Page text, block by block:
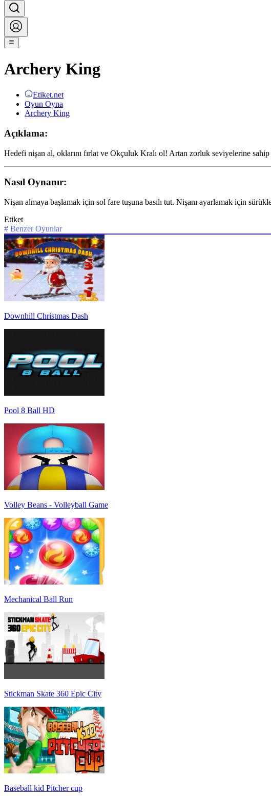
Archery King
Etiket.net
Oyun Oyna
Archery King
Açıklama:
Hedefi nişan al, oklarını fırlat ve Okçuluk Kralı ol! Artan zorluk seviyelerine
Nasıl Oynanır:
Nişan almaya başlamak için sol fare tuşuna basılı tut. Nişanı ayarlamak için
Etiket
# Benzer Oyunlar
Downhill Christmas Dash
Pool 8 Ball HD
Volley Beans - Volleyball Game
Mechanical Ball Run
Stickman Skate 360 Epic City
Baseball kid Pitcher cup